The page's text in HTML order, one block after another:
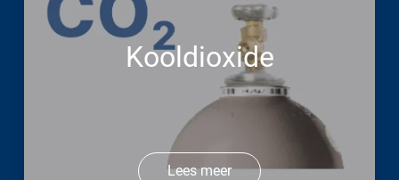
Kooldioxide
Lees meer